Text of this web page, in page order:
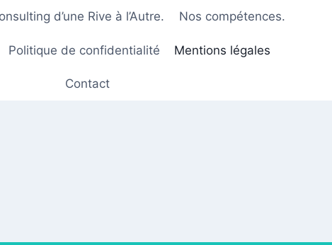
d’une Rive à l’Autre. Nos compétences.
Politique de confidentialité Mentions légales
Contact